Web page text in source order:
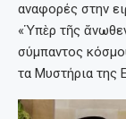
αναφορές στην
«Ὑπὲρ τῆς
σύμπαντος
τα Μυστήρια της